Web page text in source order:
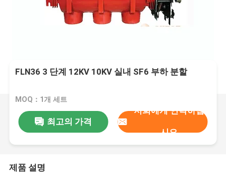
FLN36 3 단계 12KV 10KV 실내 SF6 부하 분할
MOQ：1개 세트
최고의 가격
저희에게 연락하십
시오
제품 설명